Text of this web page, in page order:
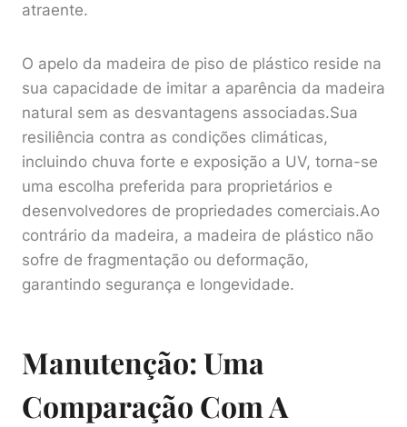
atraente.
O apelo da madeira de piso de plástico reside na
sua capacidade de imitar a aparência da madeira
natural sem as desvantagens associadas.Sua
resiliência contra as condições climáticas,
incluindo chuva forte e exposição a UV, torna-se
uma escolha preferida para proprietários e
desenvolvedores de propriedades comerciais.Ao
contrário da madeira, a madeira de plástico não
sofre de fragmentação ou deformação,
garantindo segurança e longevidade.
Manutenção: Uma
Comparação Com A